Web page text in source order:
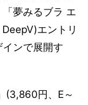
夢みるブラ エ
エントリ
ンで展開す
(3,860円、E～